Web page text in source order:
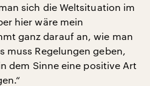
sich die Weltsituation im
hier wäre mein
ganz darauf an, wie man
muss Regelungen geben,
dem Sinne eine positive Art